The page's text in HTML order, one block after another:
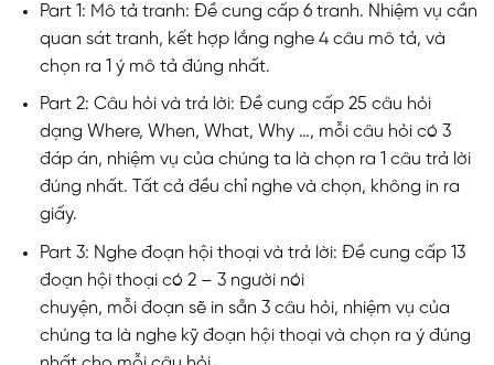
Part 1: Mô tả tranh: Đề cung cấp 6 tranh. Nhiệm vụ cần
quan sát tranh, kết hợp lắng nghe 4 câu mô tả, và
chọn ra 1 ý mô tả đúng nhất.
Part 2: Câu hỏi và trả lời: Đề cung cấp 25 câu hỏi
dạng Where, When, What, Why …, mỗi câu hỏi có 3
đáp án, nhiệm vụ của chúng ta là chọn ra 1 câu trả lời
đúng nhất. Tất cả đều chỉ nghe và chọn, không in ra
giấy.
Part 3: Nghe đoạn hội thoại và trả lời: Đề cung cấp 13
đoạn hội thoại có 2 – 3 người nói
chuyện, mỗi đoạn sẽ in sẵn 3 câu hỏi, nhiệm vụ của
chúng ta là nghe kỹ đoạn hội thoại và chọn ra ý đúng